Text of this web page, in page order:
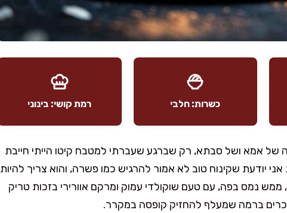
כשרות: חלבי רמת קושי: בינוני
של אמא ושל סבתא, רק שברגע שעברתי למטבח קיטו הייתי חייבת
יודעת שקינוח טוב לא אמור להרגיש כמו פשרה, והוא צריך להיות
ממש נמס בפה, עם טעם שוקולדי עמוק ומרקם אוורירי בזכות טריק
ברמה שמעלף להחזיק קופסה במקרר.